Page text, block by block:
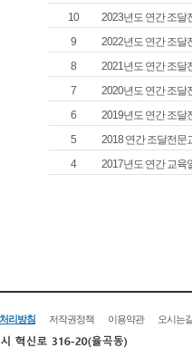
10
2023년도 연간 조달
9
2022년도 연간 조달
8
2021년도 연간 조달
7
2020년도 연간 조달
6
2019년도 연간 조달
5
2018 연간 조달전문
4
2017년도 연간 교육